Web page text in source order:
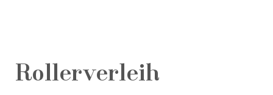
Rollerverleih